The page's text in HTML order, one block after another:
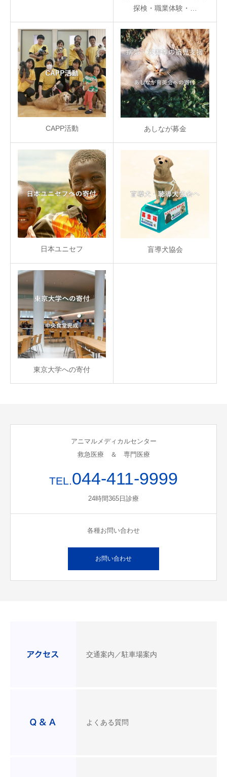
探検・職業体験・…
CAPP活動 あしなが募金
日本ユニセフ 盲導犬協会
東京大学への寄付
アニマルメディカルセンター
救急医療 ＆ 専門医療
TEL.044-411-9999
24時間365日診療
各種お問い合わせ
お問い合わせ
交通案内／駐車場案内
よくある質問